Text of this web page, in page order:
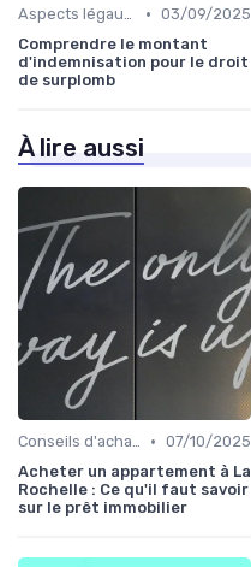
Aspects légaux et fiscaux • 03/09/2025
Comprendre le montant
d'indemnisation pour le droit
de surplomb
À lire aussi
Conseils d'achat immobilier • 07/10/2025
Acheter un appartement à La
Rochelle : Ce qu'il faut savoir
sur le prêt immobilier